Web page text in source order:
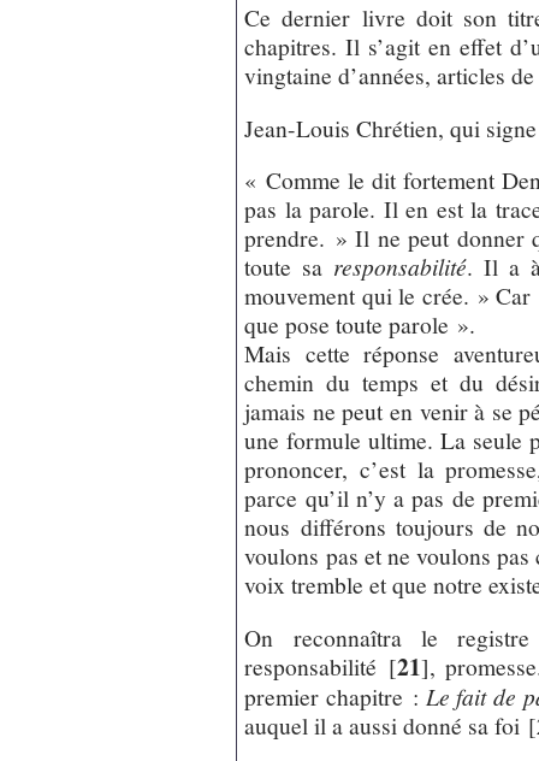
Ce dernier livre doit son
chapitres. Il s’agit en effet
vingtaine d’années, articles
Jean-Louis Chrétien, qui
« Comme le dit fortement
pas la parole. Il en est la
prendre. » Il ne peut donner
toute sa responsabilité. Il a à
mouvement qui le crée. »
que pose toute parole ».
Mais cette réponse
chemin du temps et du
jamais ne peut en venir à se
une formule ultime. La seule
prononcer, c’est la
parce qu’il n’y a pas de
nous différons toujours de
voulons pas et ne voulons
voix tremble et que notre
On reconnaîtra le
responsabilité [21],
premier chapitre : Le fait de
auquel il a aussi donné sa foi [